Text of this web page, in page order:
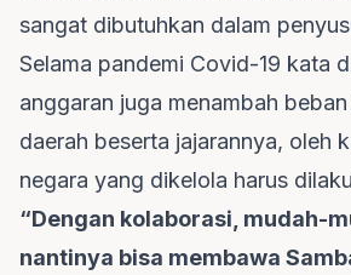
sangat dibutuhkan dalam
Selama pandemi Covid-19 kata
anggaran juga menambah
daerah beserta jajarannya, oleh
negara yang dikelola harus
“Dengan kolaborasi, mudah-
nantinya bisa membawa